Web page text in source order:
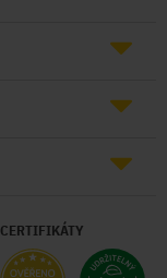
CERTIFIKÁTY